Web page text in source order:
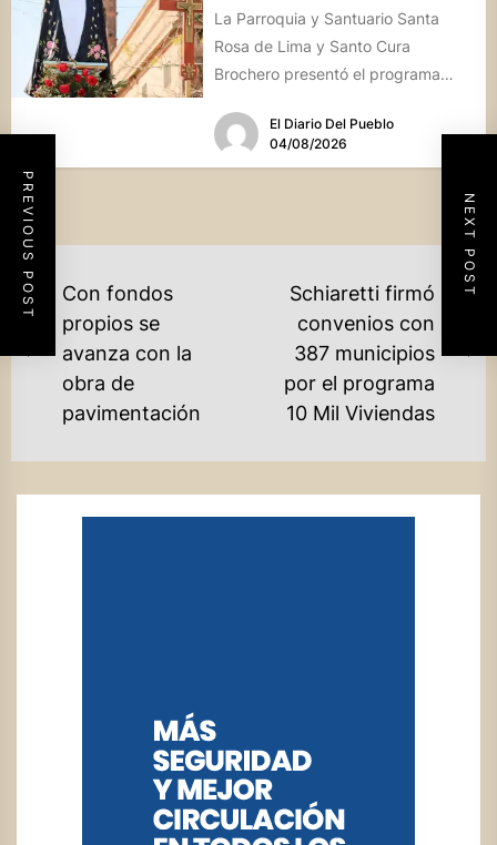
PREVIOUS POST NEXT POST
La Parroquia y Santuario Santa
Rosa de Lima y Santo Cura
Brochero presentó el programa
El Diario Del Pueblo
04/08/2026
NAVEGACIÓN
DE
ENTRADAS
Previous
post:
Con fondos
propios se
avanza con la
obra de
pavimentación
Schiaretti firmó
convenios con
387 municipios
por el programa
10 Mil Viviendas